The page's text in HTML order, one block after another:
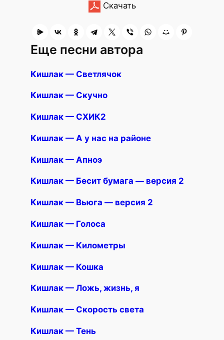
Скачать
Еще песни автора
Кишлак — Светлячок
Кишлак — Скучно
Кишлак — СХИК2
Кишлак — А у нас на районе
Кишлак — Апноэ
Кишлак — Бесит бумага — версия 2
Кишлак — Вьюга — версия 2
Кишлак — Голоса
Кишлак — Километры
Кишлак — Кошка
Кишлак — Ложь, жизнь, я
Кишлак — Скорость света
Кишлак — Тень